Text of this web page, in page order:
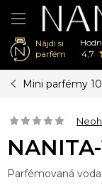
Nájdi si
parfém
4,7
Mini parfémy
Parfémovaná